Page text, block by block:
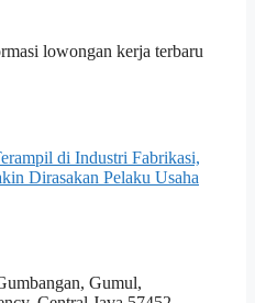
lowongan kerja terbaru
di Industri Fabrikasi,
Dirasakan Pelaku Usaha
Gumul,